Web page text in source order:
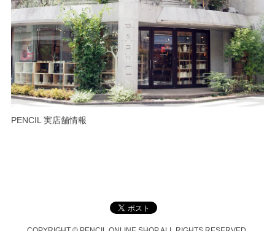
PENCIL 実店舗情報